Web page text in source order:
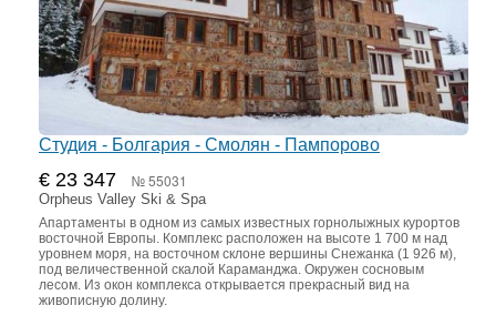
Студия - Болгария - Смолян - Пампорово
€ 23 347 № 55031
Orpheus Valley Ski & Spa
Апартаменты в одном из самых известных горнолыжных курортов
восточной Европы. Комплекс расположен на высоте 1 700 м над
уровнем моря, на восточном склоне вершины Снежанка (1 926 м),
под величественной скалой Караманджа. Окружен сосновым
лесом. Из окон комплекса открывается прекрасный вид на
живописную долину.